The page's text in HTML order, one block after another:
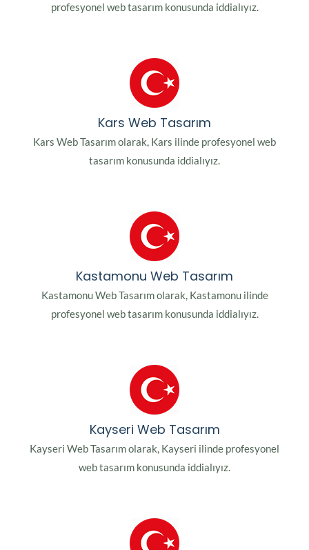
profesyonel web tasarım konusunda iddialıyız.
Kars Web Tasarım
Kars Web Tasarım olarak, Kars ilinde profesyonel web
tasarım konusunda iddialıyız.
Kastamonu Web Tasarım
Kastamonu Web Tasarım olarak, Kastamonu ilinde
profesyonel web tasarım konusunda iddialıyız.
Kayseri Web Tasarım
Kayseri Web Tasarım olarak, Kayseri ilinde profesyonel
web tasarım konusunda iddialıyız.